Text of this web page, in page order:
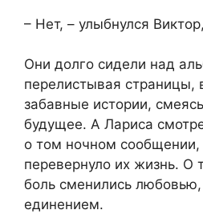
– Нет, – улыбнулся
Они долго сидели над
перелистывая страницы,
забавные истории,
будущее. А Лариса
о том ночном сообщении,
перевернуло их жизнь. О
боль сменились
единением.